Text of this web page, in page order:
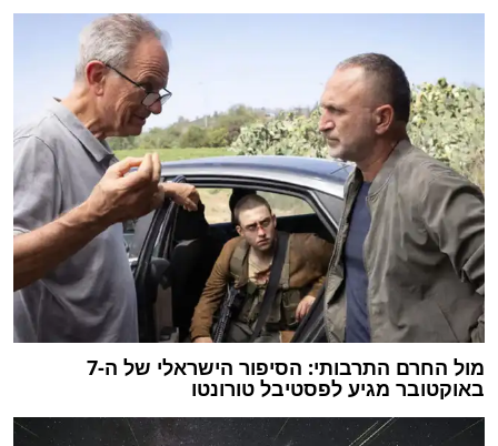
מול החרם התרבותי: הסיפור הישראלי של ה-7
באוקטובר מגיע לפסטיבל טורונטו